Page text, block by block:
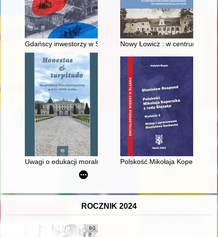
Gdańscy inwestorzy w Sopocie : prestiż finansowy i
Nowy Łowicz : w centrum
Uwagi o edukacji moralnej synów szlacheckich w XVI-
Polskość Mikołaja Kopernika z
ROCZNIK 2024